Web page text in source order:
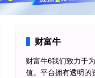
财富牛
财富牛6我们致力于
值。平台拥有透明的